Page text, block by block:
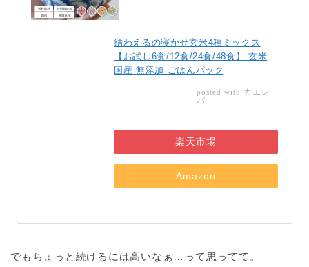
結わえるの寝かせ玄米4種ミックス
【お試し6食/12食/24食/48食】 玄米
国産 無添加 ごはんパック
posted with カエレ
バ
楽天市場
Amazon
でもちょっと続けるには高いなぁ…って思ってて。